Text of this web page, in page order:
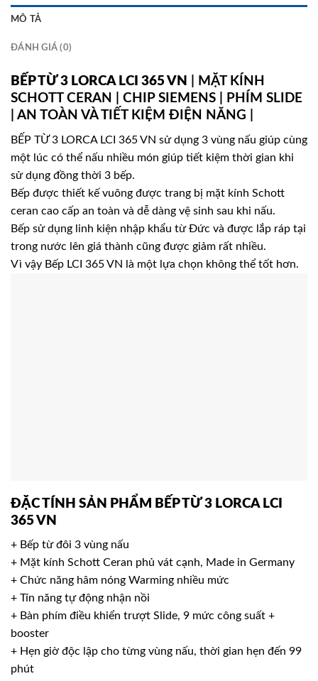
MÔ TẢ
ĐÁNH GIÁ (0)
BẾP TỪ 3 LORCA LCI 365 VN
| MẶT KÍNH
SCHOTT CERAN | CHIP SIEMENS | PHÍM SLIDE
| AN TOÀN VÀ TIẾT KIỆM ĐIỆN NĂNG |
BẾP TỪ 3 LORCA LCI 365 VN sử dụng 3 vùng nấu giúp cùng
một lúc có thể nấu nhiều món giúp tiết kiệm thời gian khi
sử dụng đồng thời 3 bếp.
Bếp được thiết kế vuông được trang bị mặt kính Schott
ceran cao cấp an toàn và dễ dàng vệ sinh sau khi nấu.
Bếp sử dụng linh kiện nhập khẩu từ Đức và được lắp ráp tại
trong nước lên giá thành cũng được giảm rất nhiều.
Vì vậy Bếp LCI 365 VN là một lựa chọn không thể tốt hơn.
ĐẶC TÍNH SẢN PHẨM BẾP TỪ 3 LORCA LCI
365 VN
+ Bếp từ đôi 3 vùng nấu
+ Mặt kính Schott Ceran phủ vát cạnh, Made in Germany
+ Chức năng hâm nóng Warming nhiều mức
+ Tín năng tự động nhận nồi
+ Bàn phím điều khiển trượt Slide, 9 mức công suất +
booster
+ Hẹn giờ độc lập cho từng vùng nấu, thời gian hẹn đến 99
phút